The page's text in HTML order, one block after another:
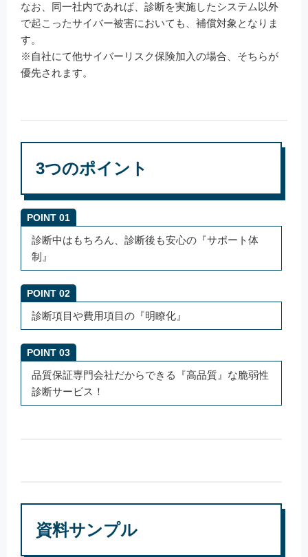
なお、同一社内であれば、診断を実施したシステム以外
で起こったサイバー被害においても、補償対象となりま
す。
※自社にて他サイバーリスク保険加入の場合、そちらが
優先されます。
3つのポイント
POINT 01
診断中はもちろん、診断後も安心の『サポート体
制』
POINT 02
診断項目や費用項目の『明瞭化』
POINT 03
品質保証専門会社だからできる『高品質』な脆弱性
診断サービス！
資料サンプル